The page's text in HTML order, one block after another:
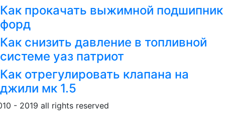
Как прокачать выжимной подшипник
форд
Как снизить давление в топливной
системе уаз патриот
Как отрегулировать клапана на
джили мк 1.5
- 2019 all rights reserved